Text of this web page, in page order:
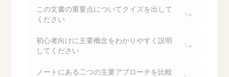
この文書の重要点についてクイズを出して
ください
初心者向けに主要概念をわかりやすく説明
してください
ノートにある二つの主要アプローチを比較